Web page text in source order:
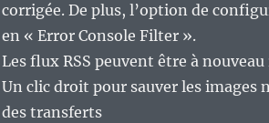
corrigée. De plus, l’option de
en « Error Console Filter ».
Les flux RSS peuvent être à
Un clic droit pour sauver les images
des transferts